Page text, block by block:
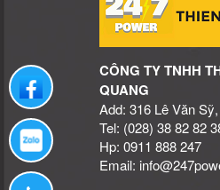
CÔNG TY TNHH
QUANG
Add: 316 Lê Văn
Tel: (028) 38 82 82
Hp: 0911 888 247
Email:
Liên hệ qua facebook
Liên hệ qua zalo